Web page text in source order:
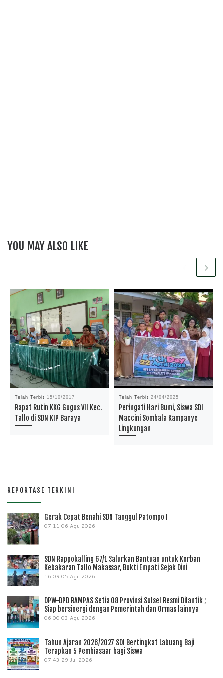
YOU MAY ALSO LIKE
Telah Terbit 15/10/2017
Rapat Rutin KKG Gugus VII Kec.
Tallo di SDN KIP Baraya
Telah Terbit24/04/2025
Peringati Hari Bumi, Siswa SDI
Maccini Sombala Kampanye
Lingkungan
REPORTASE TERKINI
Gerak Cepat Benahi SDN Tanggul Patompo I
07:11 06 Agu 2026
SDN Rappokalling 67/1 Salurkan Bantuan untuk Korban
Kebakaran Tallo Makassar, Bukti Empati Sejak Dini
16:09 05 Agu 2026
DPW-DPD RAMPAS Setia 08 Provinsi Sulsel Resmi Dilantik ;
Siap bersinergi dengan Pemerintah dan Ormas lainnya
06:00 03 Agu 2026
Tahun Ajaran 2026/2027 SDI Bertingkat Labuang Baji
Terapkan 5 Pembiasaan bagi Siswa
07:43 29 Jul 2026